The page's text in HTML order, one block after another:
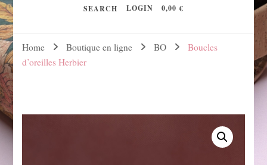
SEARCH LOGIN 0,00 €
Home Boutique en ligne BO
Boucles
d’oreilles Herbier